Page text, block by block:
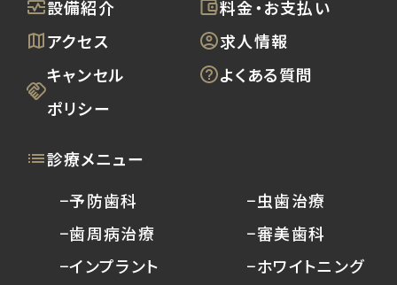
設備紹介
料金・お支払い
アクセス
求人情報
キャンセル
ポリシー
よくある質問
診療メニュー
−予防歯科
−歯周病治療
−インプラント
−虫歯治療
−審美歯科
−ホワイトニング